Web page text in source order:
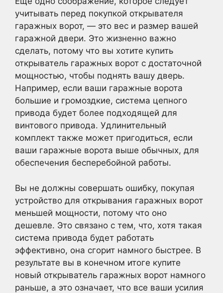
учитывать перед покупкой открывателя
гаражных ворот, — это вес и размер вашей
гаражной двери. Это жизненно важно
сделать, потому что вы хотите купить
открыватель гаражных ворот с достаточной
мощностью, чтобы поднять вашу дверь.
Например, если ваши гаражные ворота
большие и громоздкие, система цепного
привода будет более подходящей для
винтового привода. Удлинительный
комплект также может пригодиться, если
ваши гаражные ворота выше обычных, для
обеспечения бесперебойной работы.
Вы не должны совершать ошибку, покупая
устройство для открывания гаражных ворот
меньшей мощности, потому что оно
дешевле. Это связано с тем, что, хотя такая
система привода будет работать
эффективно, она сгорит намного быстрее. В
результате вы в конечном итоге купите
новый открыватель гаражных ворот намного
раньше, а это означает, что все ваши усилия